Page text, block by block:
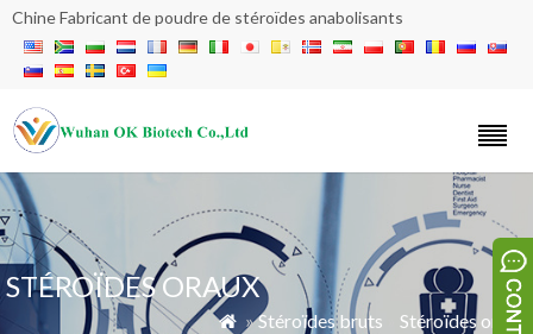
Chine Fabricant de poudre de stéroïdes anabolisants
STÉROÏDES ORAUX
 »Stéroïdes bruts Stéroïdes oraux